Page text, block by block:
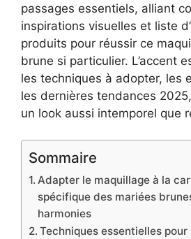
passages essentiels, alliant
inspirations visuelles et liste
produits pour réussir ce
brune si particulier. L’accent
les techniques à adopter, les
les dernières tendances
un look aussi intemporel que
Sommaire
Adapter le maquillage à la
spécifique des mariées
harmonies
Techniques essentielles